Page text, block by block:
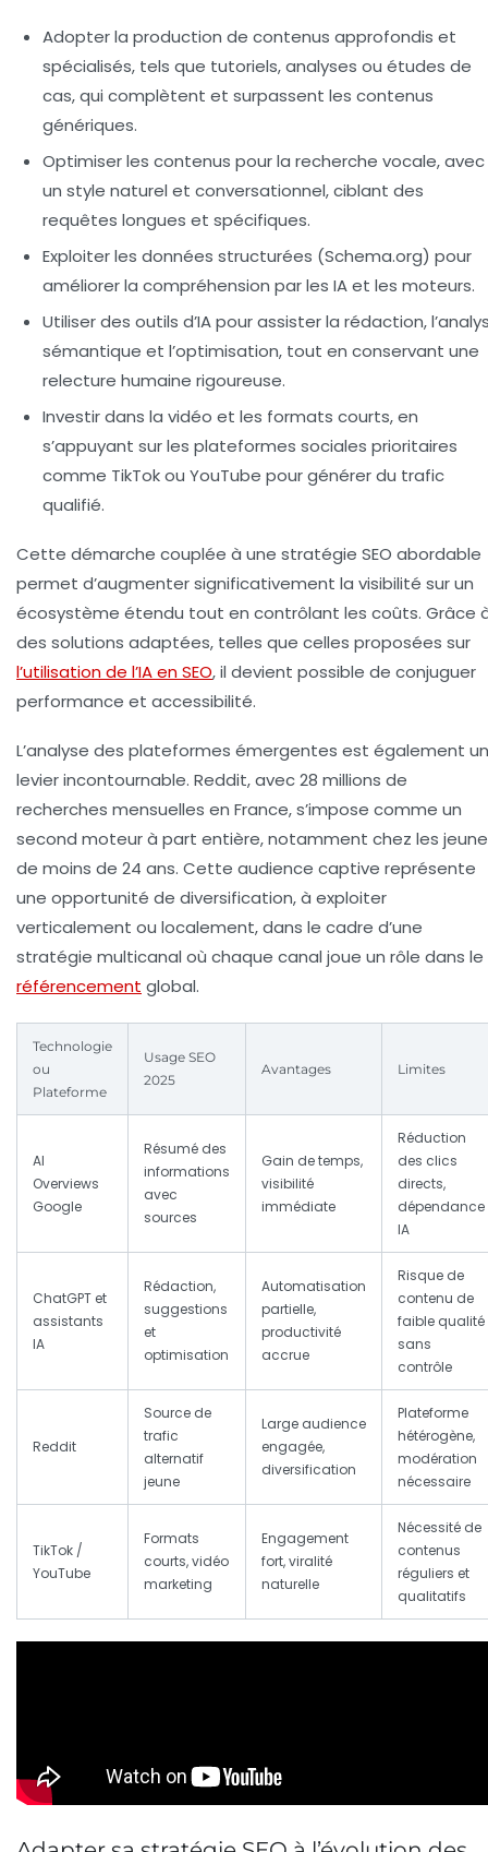
Adopter la production de contenus approfondis et
spécialisés, tels que tutoriels, analyses ou études de
cas, qui complètent et surpassent les contenus
génériques.
Optimiser les contenus pour la recherche vocale, avec
un style naturel et conversationnel, ciblant des
requêtes longues et spécifiques.
Exploiter les données structurées (Schema.org) pour
améliorer la compréhension par les IA et les moteurs.
Utiliser des outils d’IA pour assister la rédaction,
sémantique et l’optimisation, tout en conservant une
relecture humaine rigoureuse.
Investir dans la vidéo et les formats courts, en
s’appuyant sur les plateformes sociales prioritaires
comme TikTok ou YouTube pour générer du trafic
qualifié.
Cette démarche couplée à une stratégie SEO abordable
permet d’augmenter significativement la visibilité sur un
écosystème étendu tout en contrôlant les coûts. Grâce
des solutions adaptées, telles que celles proposées sur
l’utilisation de l’IA en SEO, il devient possible de conjuguer
performance et accessibilité.
L’analyse des plateformes émergentes est également un
levier incontournable. Reddit, avec 28 millions de
recherches mensuelles en France, s’impose comme un
second moteur à part entière, notamment chez les
de moins de 24 ans. Cette audience captive représente
une opportunité de diversification, à exploiter
verticalement ou localement, dans le cadre d’une
stratégie multicanal où chaque canal joue un rôle dans le
référencement global.
Technologie
ou
Plateforme
Usage SEO
2025
Avantages Limites
AI
Overviews
Google
Résumé des
informations
avec
sources
Gain de temps,
visibilité
immédiate
Réduction
des clics
directs,
dépendance
IA
ChatGPT et
assistants
IA
Rédaction,
suggestions
et
optimisation
Automatisation
partielle,
productivité
accrue
Risque de
contenu de
faible qualité
sans
contrôle
Reddit
Source de
trafic
alternatif
jeune
Large audience
engagée,
diversification
Plateforme
hétérogène,
modération
nécessaire
TikTok /
YouTube
Formats
courts, vidéo
marketing
Engagement
fort, viralité
naturelle
Nécessité de
contenus
réguliers et
qualitatifs